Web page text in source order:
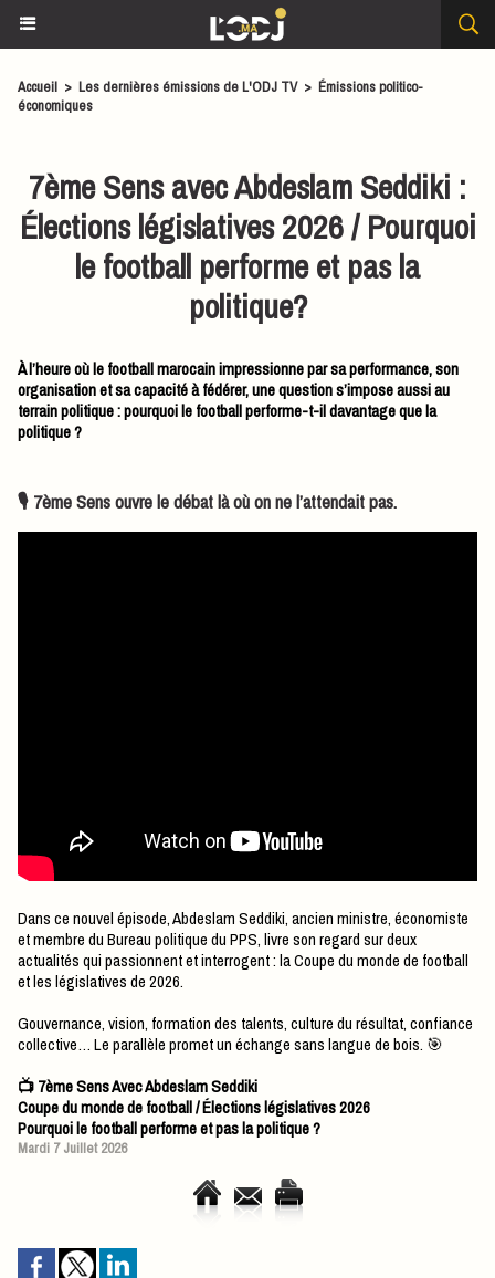
Accueil > Les dernières émissions de L'ODJ TV > Émissions politico-
économiques
7ème Sens avec Abdeslam Seddiki :
Élections législatives 2026 / Pourquoi
le football performe et pas la
politique?
À l’heure où le football marocain impressionne par sa performance, son
organisation et sa capacité à fédérer, une question s’impose aussi au
terrain politique : pourquoi le football performe-t-il davantage que la
politique ?
​🎙️ 7ème Sens ouvre le débat là où on ne l’attendait pas.
Dans ce nouvel épisode, Abdeslam Seddiki, ancien ministre, économiste
et membre du Bureau politique du PPS, livre son regard sur deux
actualités qui passionnent et interrogent : la Coupe du monde de football
et les législatives de 2026.
Gouvernance, vision, formation des talents, culture du résultat, confiance
collective… Le parallèle promet un échange sans langue de bois. 🎯
📺 7ème Sens Avec Abdeslam Seddiki
Coupe du monde de football / Élections législatives 2026
Pourquoi le football performe et pas la politique ?
Mardi 7 Juillet 2026